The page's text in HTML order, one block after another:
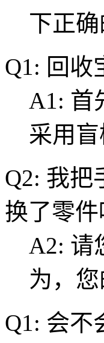
下正
Q1: 回收
A1: 首
采用
Q2: 我把
换了零件
A2: 请
为，
Q1: 会不